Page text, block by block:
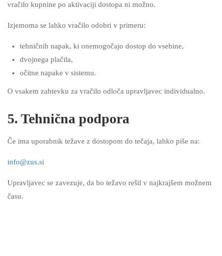
vračilo kupnine po aktivaciji dostopa ni možno.
Izjemoma se lahko vračilo odobri v primeru:
tehničnih napak, ki onemogočajo dostop do vsebine,
dvojnega plačila,
očitne napake v sistemu.
O vsakem zahtevku za vračilo odloča upravljavec individualno.
5. Tehnična podpora
Če ima uporabnik težave z dostopom do tečaja, lahko piše na:
info@zus.si
Upravljavec se zavezuje, da bo težavo rešil v najkrajšem možnem
času.